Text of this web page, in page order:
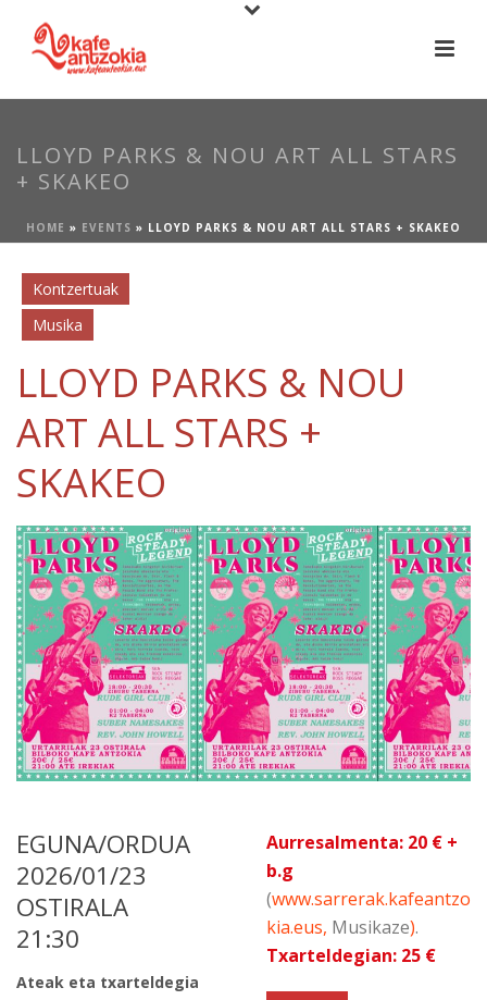
LLOYD PARKS & NOU ART ALL STARS
+ SKAKEO
HOME » EVENTS » LLOYD PARKS & NOU ART ALL STARS + SKAKEO
Kontzertuak
Musika
LLOYD PARKS & NOU
ART ALL STARS +
SKAKEO
EGUNA/ORDUA
2026/01/23
OSTIRALA
21:30
Ateak eta txarteldegia
Aurresalmenta: 20 € +
b.g
(www.sarrerak.kafeantzo
kia.eus, Musikaze).
Txarteldegian: 25 €